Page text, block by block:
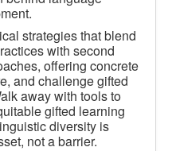
strategies that blend
with second
offering concrete
and challenge gifted
away with tools to
gifted learning
diversity is
not a barrier.